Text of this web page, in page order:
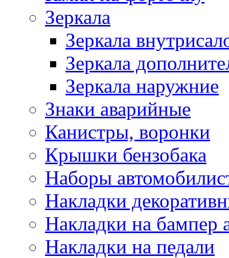
Зеркала
Зеркала
Зеркала
Зеркала наружние
Знаки аварийные
Канистры, воронки
Крышки бензобака
Наборы
Накладки
Накладки на бампер
Накладки на педали